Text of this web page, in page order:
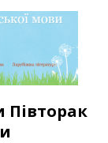
Півторак